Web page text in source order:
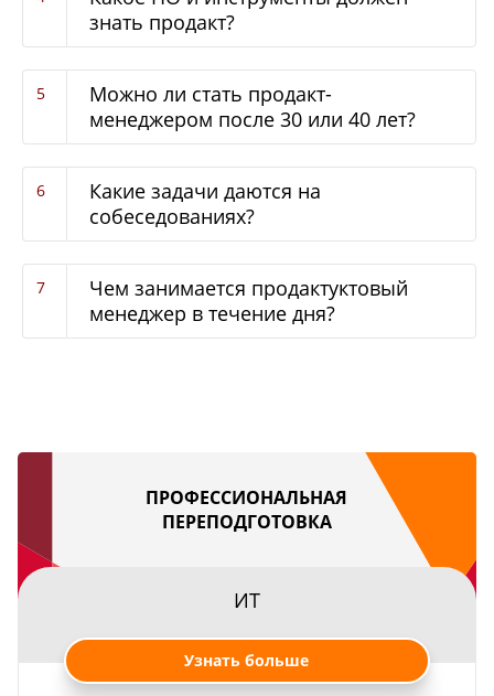
знать продакт?
Можно ли стать продакт-
менеджером после 30 или 40 лет?
Какие задачи даются на
собеседованиях?
Чем занимается продактуктовый
менеджер в течение дня?
ПРОФЕССИОНАЛЬНАЯ
ПЕРЕПОДГОТОВКА
ИТ
Узнать больше